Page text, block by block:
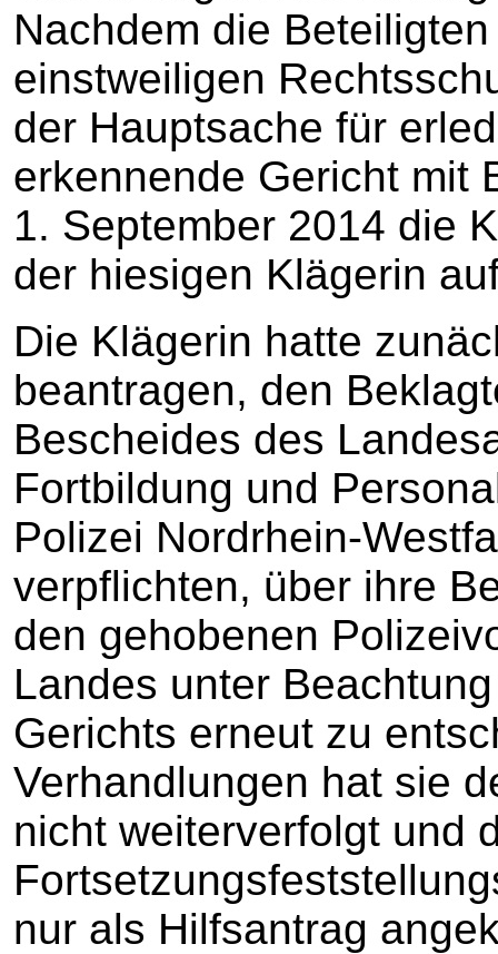
Nachdem die
einstweiligen
der Hauptsache für
erkennende Gericht mit
1. September 2014 die
der hiesigen Klägerin
Die Klägerin hatte
beantragen, den
Bescheides des
Fortbildung und
Polizei Nordrhein-
verpflichten, über ihre
den gehobenen
Landes unter
Gerichts erneut zu
Verhandlungen hat sie
nicht weiterverfolgt und
nur als Hilfsantrag